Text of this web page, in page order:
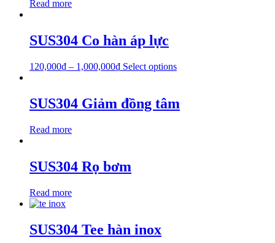
Read more
SUS304 Co hàn áp lực
120,000₫ – 1,000,000₫ Select options
SUS304 Giảm đồng tâm
Read more
SUS304 Rọ bơm
Read more
SUS304 Tee hàn inox